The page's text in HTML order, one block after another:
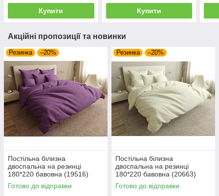
Купити Купити
Акційні пропозиції та новинки
Резинка –20%
Постільна білизна
двоспальна на резинці
180*220 бавовна (19516)
Готово до відправки
Резинка –20%
Постільна білизна
двоспальна на резинці
180*220 бавовна (20663)
Готово до відправки